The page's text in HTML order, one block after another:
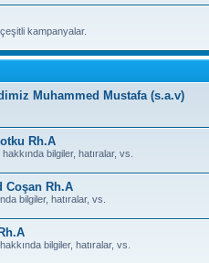
kampanyalar.
Muhammed Mustafa (s.a.v)
Rh.A
bilgiler, hatıralar, vs.
Coşan Rh.A
bilgiler, hatıralar, vs.
bilgiler, hatıralar, vs.